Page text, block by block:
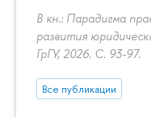
В кн.: Парадигма
развития
ГрГУ, 2026. С. 93-97.
Все публикации